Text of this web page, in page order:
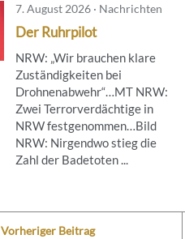
7. August 2026 · Nachrichten
Der Ruhrpilot
NRW: „Wir brauchen klare
Zuständigkeiten bei
Drohnenabwehr“…MT NRW:
Zwei Terrorverdächtige in
NRW festgenommen…Bild
NRW: Nirgendwo stieg die
Zahl der Badetoten ...
Vorheriger Beitrag